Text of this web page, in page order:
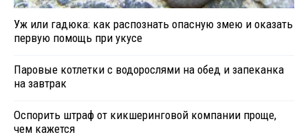
Уж или гадюка: как распознать опасную змею и оказать
первую помощь при укусе
Паровые котлетки с водорослями на обед и запеканка
на завтрак
Оспорить штраф от кикшеринговой компании проще,
чем кажется